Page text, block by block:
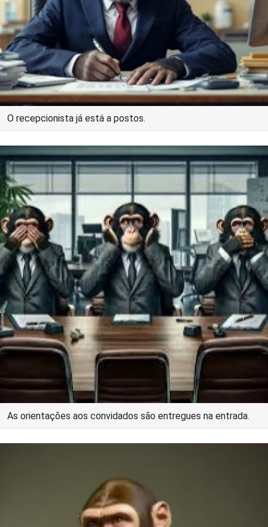
O recepcionista já está a postos.
As orientações aos convidados são entregues na entrada.